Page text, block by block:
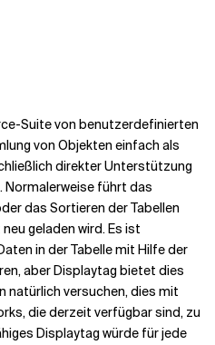
Suite von benutzerdefinierten
von Objekten einfach als
direkter Unterstützung
Normalerweise führt das
das Sortieren der Tabellen
geladen wird. Es ist
in der Tabelle mit Hilfe der
aber Displaytag bietet dies
natürlich versuchen, dies mit
die derzeit verfügbar sind, zu
Displaytag würde für jede